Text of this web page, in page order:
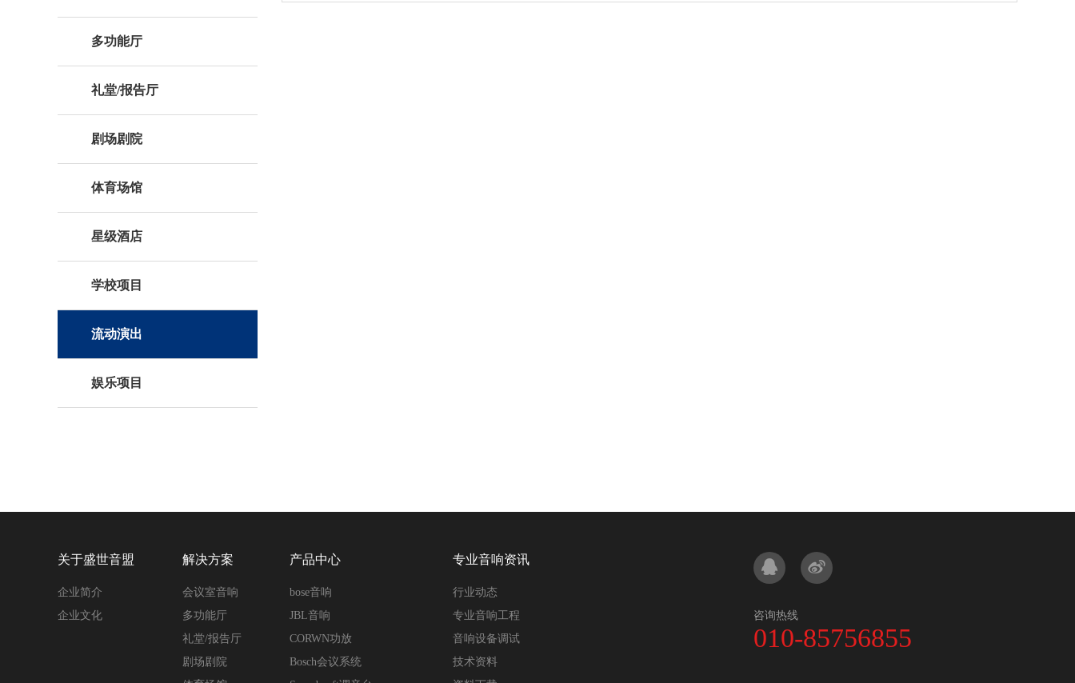
多功能厅
礼堂/报告厅
剧场剧院
体育场馆
星级酒店
学校项目
流动演出
娱乐项目
关于盛世音盟
企业简介
企业文化
解决方案
会议室音响
多功能厅
礼堂/报告厅
剧场剧院
产品中心
bose音响
JBL音响
CORWN功放
Bosch会议系统
专业音响资讯
行业动态
专业音响工程
音响设备调试
技术资料
咨询热线
010-85756855